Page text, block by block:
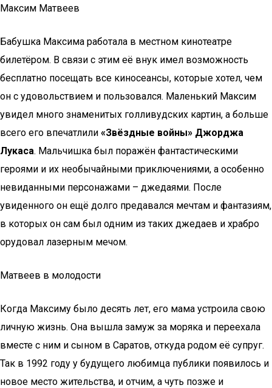
Максим Матвеев
Бабушка Максима работала в местном кинотеатре
билетёром. В связи с этим её внук имел возможность
бесплатно посещать все киносеансы, которые хотел, чем
он с удовольствием и пользовался. Маленький Максим
увидел много знаменитых голливудских картин, а больше
всего его впечатлили «Звёздные войны» Джорджа
Лукаса. Мальчишка был поражён фантастическими
героями и их необычайными приключениями, а особенно
невиданными персонажами – джедаями. После
увиденного он ещё долго предавался мечтам и фантазиям,
в которых он сам был одним из таких джедаев и храбро
орудовал лазерным мечом.
Матвеев в молодости
Когда Максиму было десять лет, его мама устроила свою
личную жизнь. Она вышла замуж за моряка и переехала
вместе с ним и сыном в Саратов, откуда родом её супруг.
Так в 1992 году у будущего любимца публики появилось и
новое место жительства, и отчим, а чуть позже и